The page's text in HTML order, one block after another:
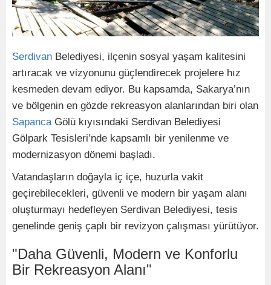
Serdivan Belediyesi, ilçenin sosyal yaşam kalitesini
artıracak ve vizyonunu güçlendirecek projelere hız
kesmeden devam ediyor. Bu kapsamda, Sakarya’nın
ve bölgenin en gözde rekreasyon alanlarından biri olan
Sapanca Gölü kıyısındaki Serdivan Belediyesi
Gölpark Tesisleri’nde kapsamlı bir yenilenme ve
modernizasyon dönemi başladı.
Vatandaşların doğayla iç içe, huzurla vakit
geçirebilecekleri, güvenli ve modern bir yaşam alanı
oluşturmayı hedefleyen Serdivan Belediyesi, tesis
genelinde geniş çaplı bir revizyon çalışması yürütüyor.
"Daha Güvenli, Modern ve Konforlu
Bir Rekreasyon Alanı"